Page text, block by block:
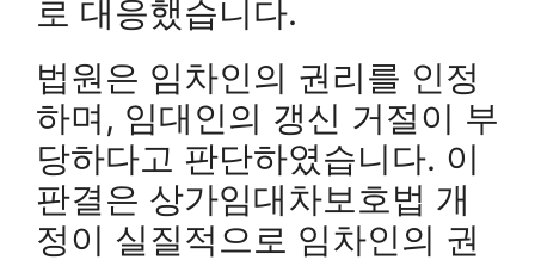
로 대응했습니다.
법원은 임차인의 권리를 인정
하며, 임대인의 갱신 거절이 부
당하다고 판단하였습니다. 이
판결은 상가임대차보호법 개
정이 실질적으로 임차인의 권